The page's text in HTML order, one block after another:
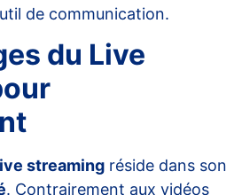
de communication.
du Live
streaming réside dans son
. Contrairement aux vidéos